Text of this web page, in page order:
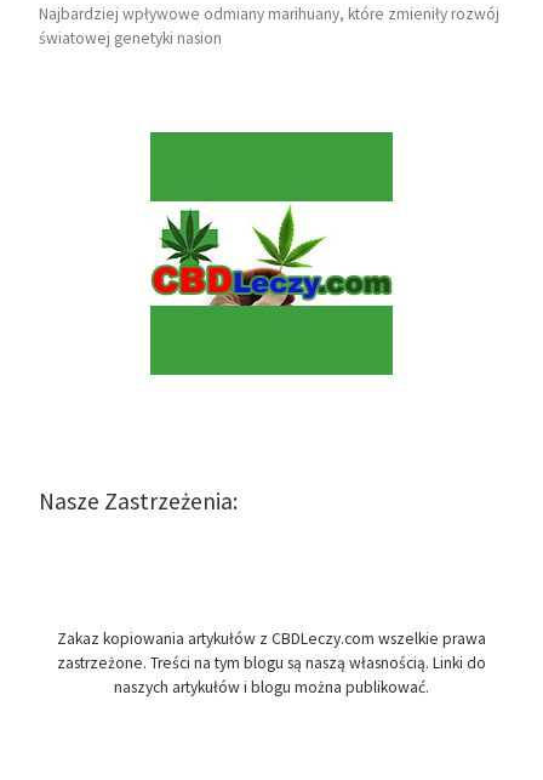
Najbardziej wpływowe odmiany marihuany, które zmieniły rozwój
światowej genetyki nasion
Nasze Zastrzeżenia:
Zakaz kopiowania artykułów z CBDLeczy.com wszelkie prawa
zastrzeżone. Treści na tym blogu są naszą własnością. Linki do
naszych artykułów i blogu można publikować.